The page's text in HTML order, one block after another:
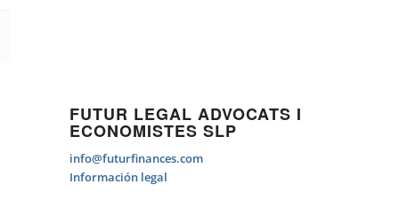
FUTUR LEGAL ADVOCATS I
ECONOMISTES SLP
info@futurfinances.com
Información legal